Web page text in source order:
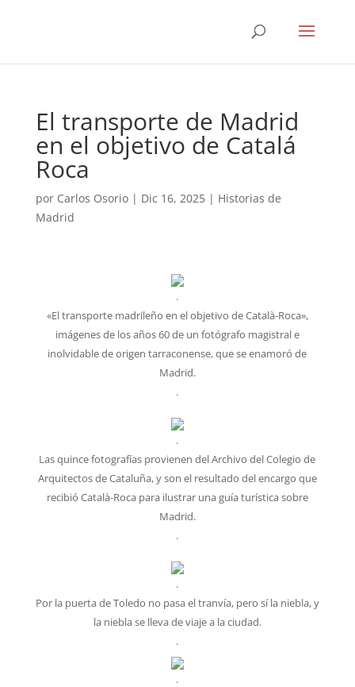
El transporte de Madrid
en el objetivo de Catalá
Roca
por Carlos Osorio| Dic 16, 2025| Historias de
Madrid
.
«El transporte madrileño en el objetivo de Català-Roca»,
imágenes de los años 60 de un fotógrafo magistral e
inolvidable de origen tarraconense, que se enamoró de
Madrid.
.
.
Las quince fotografías provienen del Archivo del Colegio de
Arquitectos de Cataluña, y son el resultado del encargo que
recibió Català-Roca para ilustrar una guía turística sobre
Madrid.
.
.
Por la puerta de Toledo no pasa el tranvía, pero sí la niebla, y
la niebla se lleva de viaje a la ciudad.
.
.